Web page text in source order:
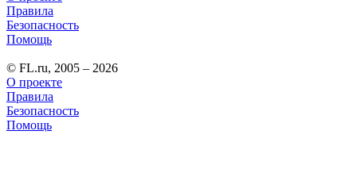
Правила
Безопасность
Помощь
© FL.ru, 2005 – 2026
О проекте
Правила
Безопасность
Помощь